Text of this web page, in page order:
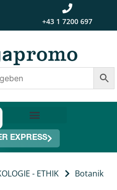
+43 1 7200 697
EXPRESS
- ETHIK
Botanik